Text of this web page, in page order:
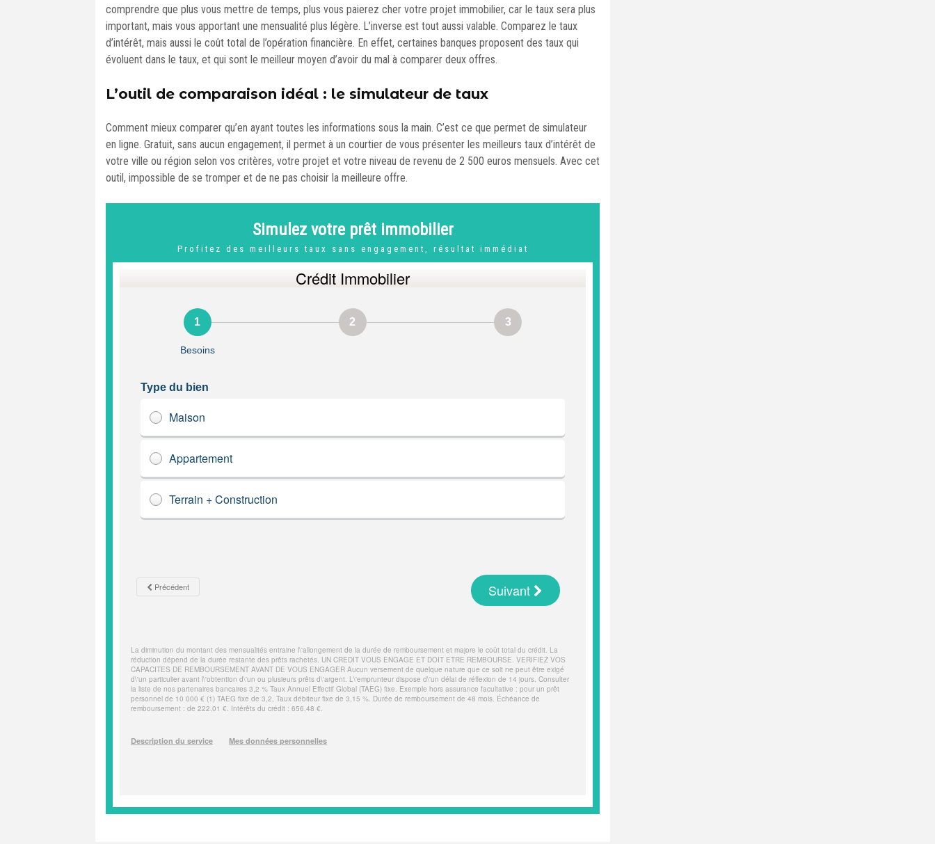
comprendre que plus vous mettre de temps, plus vous paierez cher votre projet immobilier, car le taux sera plus
important, mais vous apportant une mensualité plus légère. L’inverse est tout aussi valable. Comparez le taux
d’intérêt, mais aussi le coût total de l’opération financière. En effet, certaines banques proposent des taux qui
évoluent dans le taux, et qui sont le meilleur moyen d’avoir du mal à comparer deux offres.
L’outil de comparaison idéal : le simulateur de taux
Comment mieux comparer qu’en ayant toutes les informations sous la main. C’est ce que permet de simulateur
en ligne. Gratuit, sans aucun engagement, il permet à un courtier de vous présenter les meilleurs taux d’intérêt de
votre ville ou région selon vos critères, votre projet et votre niveau de revenu de 2 500 euros mensuels. Avec cet
outil, impossible de se tromper et de ne pas choisir la meilleure offre.
Simulez votre prêt immobilier
Profitez des meilleurs taux sans engagement, résultat immédiat